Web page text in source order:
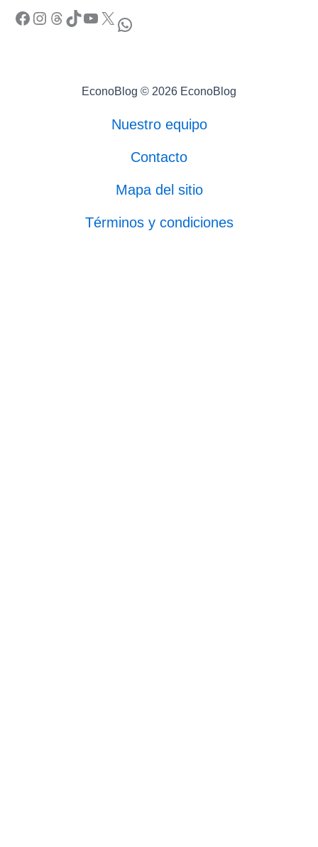
Facebook Instagram Threads TikTok YouTube X WhatsApp
EconoBlog © 2026 EconoBlog
Nuestro equipo
Contacto
Mapa del sitio
Términos y condiciones